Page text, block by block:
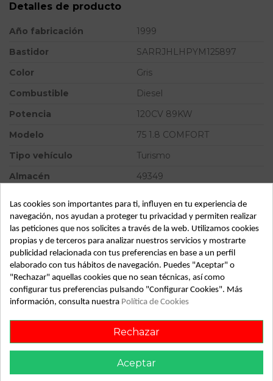
Detalles de producto
Año fabricación
1999
Bastidor
SARRJHLHPYM125897
Color
Gris
Combustible
Diesel
Potencia
120CV 89KW
Modelo
75 1.8 COMFORT
Tipo vehículo
Turismo
Almacén
49349
SubSubAlmacén
100029302
ID: 813566
Fecha disponible: 2022-05-26
Descripción
Recambio de faro izquierdo para rover 75 1.8 comfort
Las cookies son importantes para ti, influyen en tu experiencia de
navegación, nos ayudan a proteger tu privacidad y permiten realizar
las peticiones que nos solicites a través de la web. Utilizamos cookies
propias y de terceros para analizar nuestros servicios y mostrarte
publicidad relacionada con tus preferencias en base a un perfil
elaborado con tus hábitos de navegación. Puedes "Aceptar" o
"Rechazar" aquellas cookies que no sean técnicas, así como
configurar tus preferencias pulsando "Configurar Cookies". Más
información, consulta nuestra Política de Cookies
Rechazar
Aceptar